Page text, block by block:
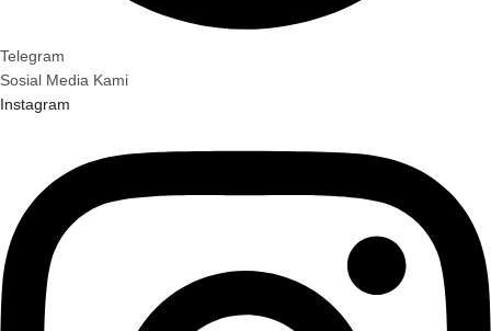
Telegram
Sosial Media Kami
Instagram